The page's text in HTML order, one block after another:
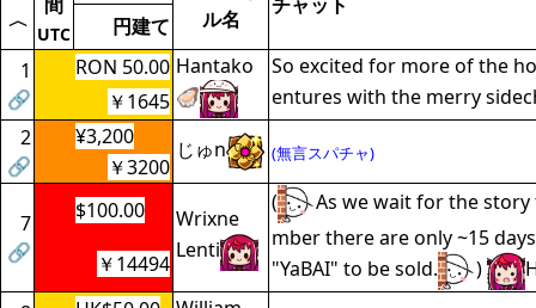
〈
UTC
ル名
円建て
1
🔗
RON 50.00 Hantako
🦪
So excited for more of the
entures with the merry
￥1645
2
🔗
¥3,200
じゅn (無言スパチャ)
￥3200
7
🔗
$100.00
Wrixne
Lenti
(
As we wait for the story
mber there are only ~15
"YaBAI" to be sold.
)
￥14494